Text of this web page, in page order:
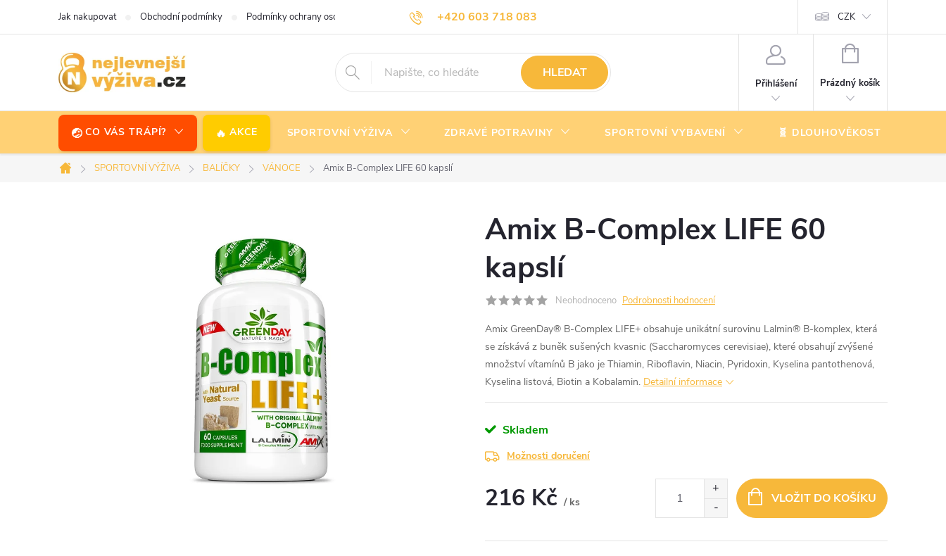
+420 603 718 083
info@nejlevnejsivyziva.cz
Jak nakupovat Obchodní podmínky Podmínky ochrany osobních údajů Doprava a platba Kontakty CZK
HLEDAT
Přihlášení
NÁKUPNÍ
Prázdný košík
CO VÁS TRÁPÍ? AKCE SPORTOVNÍ VÝŽIVA ZDRAVÉ POTRAVINY SPORTOVNÍ VYBAVENÍ 🧬 DLOUHOVĚKOST
Domů
SPORTOVNÍ VÝŽIVA BALÍČKY VÁNOCE Amix B-Complex LIFE 60 kapslí
Amix B-Complex LIFE 60
kapslí
Neohodnoceno Podrobnosti hodnocení
Amix GreenDay® B-Complex LIFE+ obsahuje unikátní surovinu Lalmin® B-komplex, která
se získává z buněk sušených kvasnic (Saccharomyces cerevisiae), které obsahují zvýšené
množství vítamínů B jako je Thiamin, Riboflavin, Niacin, Pyridoxin, Kyselina pantothenová,
Kyselina listová, Biotin a Kobalamin. Detailní informace
Skladem
Možnosti doručení
216 Kč / ks
VLOŽIT DO KOŠÍKU